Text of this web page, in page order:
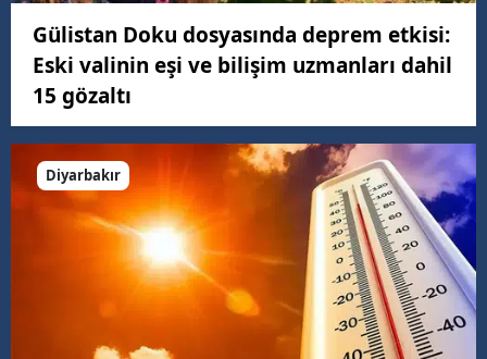
Gülistan Doku dosyasında deprem etkisi:
Eski valinin eşi ve bilişim uzmanları dahil
15 gözaltı
Diyarbakır